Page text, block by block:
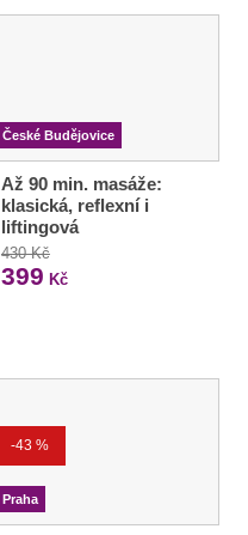
České Budějovice
Až 90 min. masáže:
klasická, reflexní i
liftingová
430 Kč
399 Kč
-43 %
Praha